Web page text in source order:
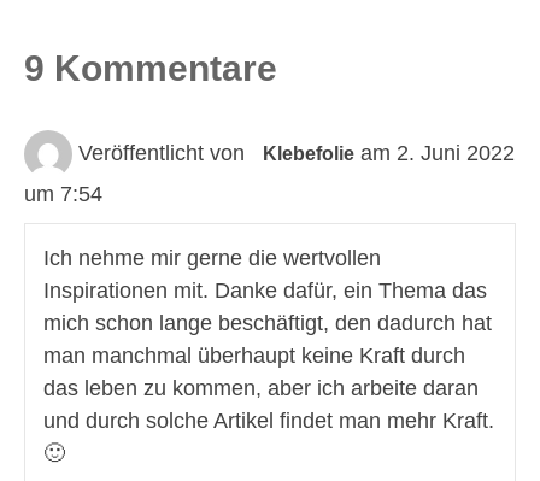
9 Kommentare
Veröffentlicht von Klebefolie am 2. Juni 2022
um 7:54
Ich nehme mir gerne die wertvollen
Inspirationen mit. Danke dafür, ein Thema das
mich schon lange beschäftigt, den dadurch hat
man manchmal überhaupt keine Kraft durch
das leben zu kommen, aber ich arbeite daran
und durch solche Artikel findet man mehr Kraft.
🙂